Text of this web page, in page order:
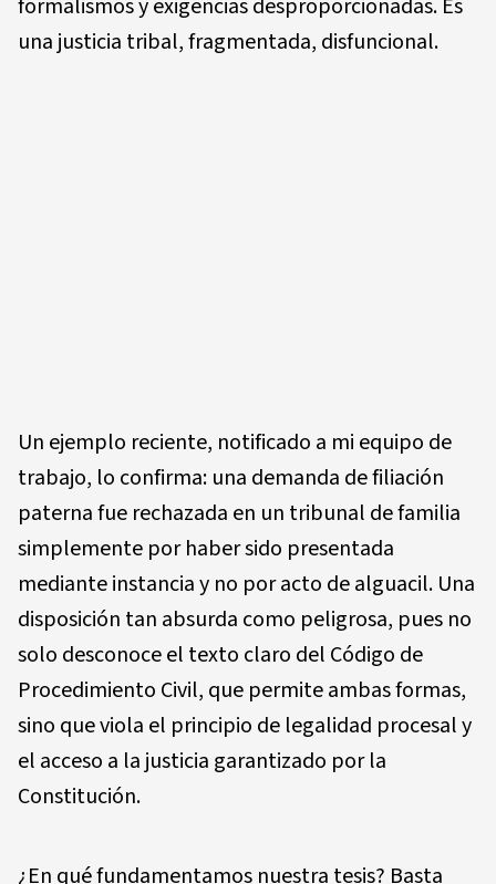
formalismos y exigencias desproporcionadas. Es
una justicia tribal, fragmentada, disfuncional.
Un ejemplo reciente, notificado a mi equipo de
trabajo, lo confirma: una demanda de filiación
paterna fue rechazada en un tribunal de familia
simplemente por haber sido presentada
mediante instancia y no por acto de alguacil. Una
disposición tan absurda como peligrosa, pues no
solo desconoce el texto claro del Código de
Procedimiento Civil, que permite ambas formas,
sino que viola el principio de legalidad procesal y
el acceso a la justicia garantizado por la
Constitución.
¿En qué fundamentamos nuestra tesis? Basta